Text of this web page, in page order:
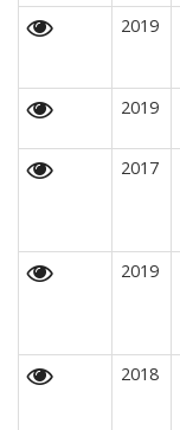
2019
2019
2017
2019
2018